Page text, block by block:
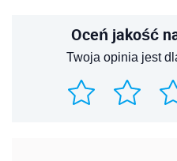
Oceń jakość
Twoja opinia jest